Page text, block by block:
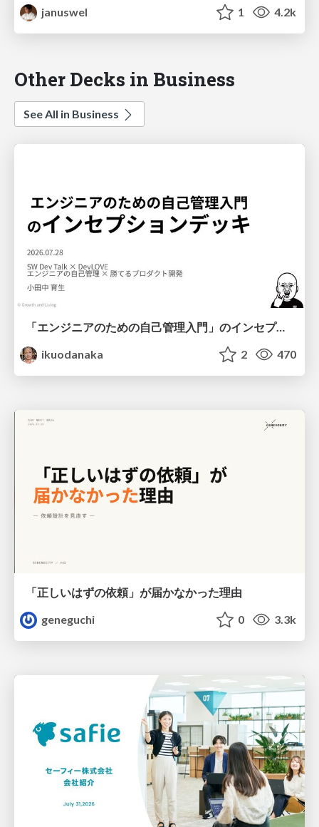
januswel
1 4.2k
Other Decks in Business
See All in Business
「エンジニアのための自己管理入門」のインセプションデッキ/Inception Deck of Self-Management beginner's guide book
ikuodanaka
2 470
「正しいはずの依頼」が届かなかった理由
geneguchi
0 3.3k